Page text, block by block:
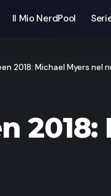
Il Mio NerdPool
2018: Michael Myers nel